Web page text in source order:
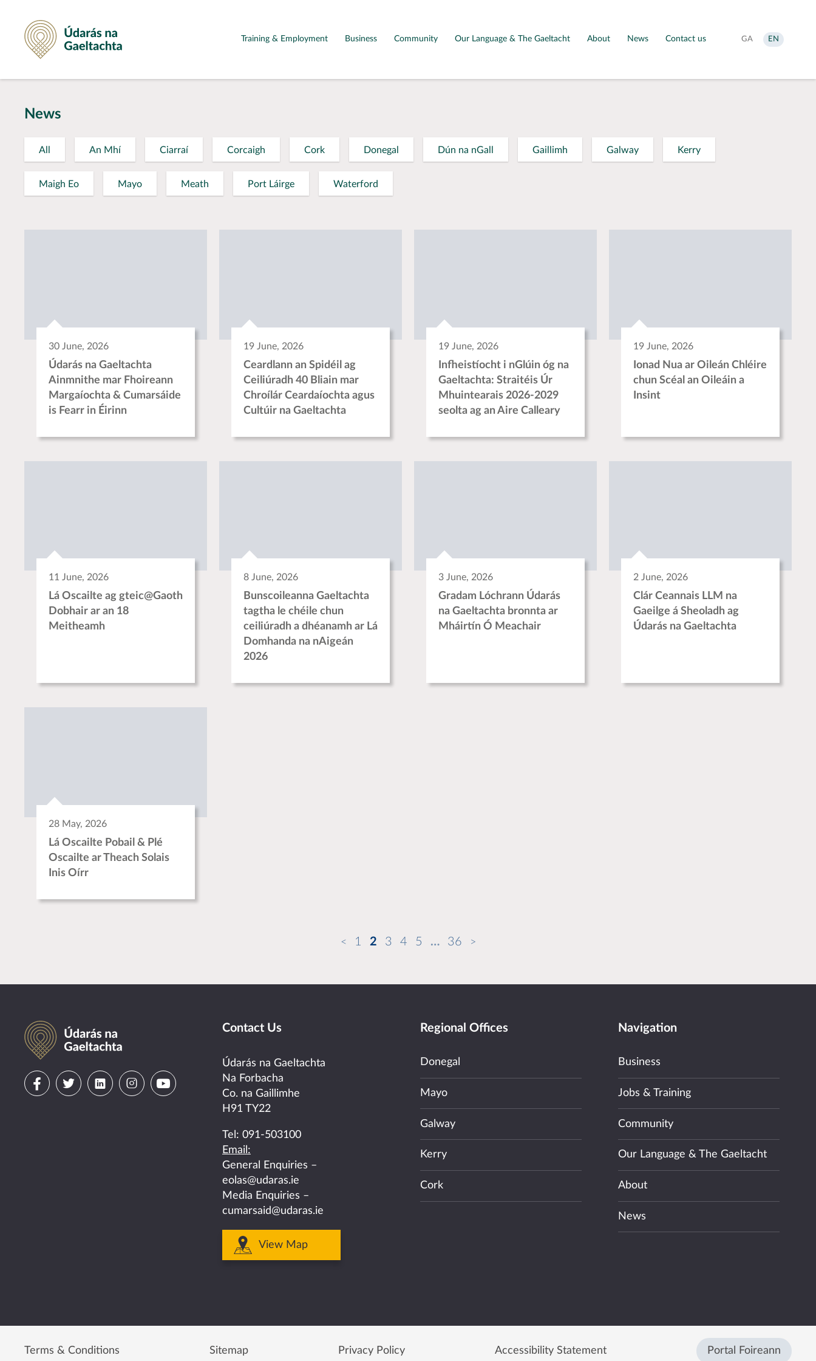
Údarás na Gaeltachta
Training & Employment Business Community Our Language & The Gaeltacht About News Contact us
Aistrigh
GA
Change
language
EN
News
All An Mhí Ciarraí Corcaigh Cork Donegal Dún na nGall Gaillimh Galway Kerry
Maigh Eo Mayo Meath Port Láirge Waterford
30 June, 2026
Údarás na Gaeltachta
Ainmnithe mar Fhoireann
Margaíochta & Cumarsáide
is Fearr in Éirinn
19 June, 2026
Ceardlann an Spidéil ag
Ceiliúradh 40 Bliain mar
Chroílár Ceardaíochta agus
Cultúir na Gaeltachta
19 June, 2026
Infheistíocht i nGlúin óg na
Gaeltachta: Straitéis Úr
Mhuintearais 2026-2029
seolta ag an Aire Calleary
19 June, 2026
Ionad Nua ar Oileán Chléire
chun Scéal an Oileáin a
Insint
11 June, 2026
Lá Oscailte ag gteic@Gaoth
Dobhair ar an 18
Meitheamh
8 June, 2026
Bunscoileanna Gaeltachta
tagtha le chéile chun
ceiliúradh a dhéanamh ar Lá
Domhanda na nAigeán
2026
3 June, 2026
Gradam Lóchrann Údarás
na Gaeltachta bronnta ar
Mháirtín Ó Meachair
2 June, 2026
Clár Ceannais LLM na
Gaeilge á Sheoladh ag
Údarás na Gaeltachta
28 May, 2026
Lá Oscailte Pobail & Plé
Oscailte ar Theach Solais
Inis Oírr
1 2 3 4 5 … 36
Údarás na Gaeltachta
VisitVisitVisitVisit
instagram
Visit
youtube
Contact Us
Údarás na Gaeltachta
Na Forbacha
Co. na Gaillimhe
H91 TY22
Tel: 091-503100
Email:
General Enquiries –
eolas@udaras.ie
Media Enquiries –
cumarsaid@udaras.ie
View Map
Regional Offices
Donegal
Mayo
Galway
Kerry
Cork
Navigation
Business
Jobs & Training
Community
Our Language & The Gaeltacht
About
News
Terms & Conditions Sitemap Privacy Policy Accessibility Statement Portal Foireann